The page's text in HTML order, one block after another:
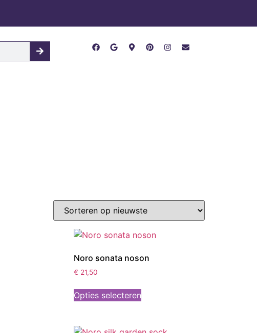
Noro sonata noson
€ 21,50
Opties selecteren